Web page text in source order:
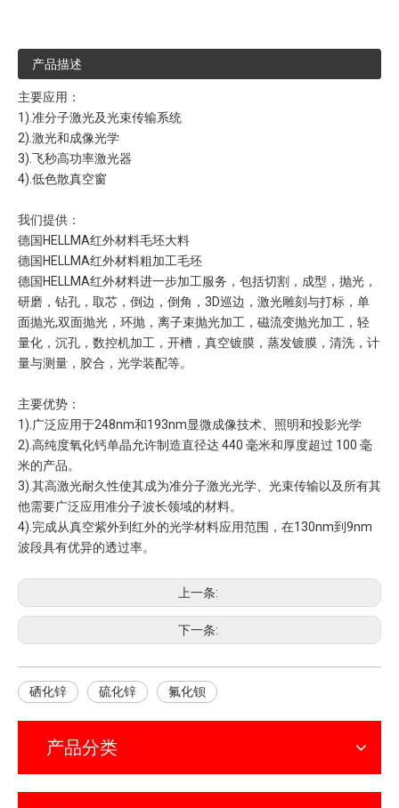
产品描述
主要应用：
1).准分子激光及光束传输系统
2).激光和成像光学
3).飞秒高功率激光器
4).低色散真空窗
我们提供：
德国HELLMA红外材料毛坯大料
德国HELLMA红外材料粗加工毛坯
德国HELLMA红外材料进一步加工服务，包括切割，成型，抛光，
研磨，钻孔，取芯，倒边，倒角，3D巡边，激光雕刻与打标，单
面抛光,双面抛光，环抛，离子束抛光加工，磁流变抛光加工，轻
量化，沉孔，数控机加工，开槽，真空镀膜，蒸发镀膜，清洗，计
量与测量，胶合，光学装配等。
主要优势：
1).广泛应用于248nm和193nm显微成像技术、照明和投影光学
2).高纯度氧化钙单晶允许制造直径达 440 毫米和厚度超过 100 毫
米的产品。
3).其高激光耐久性使其成为准分子激光光学、光束传输以及所有其
他需要广泛应用准分子波长领域的材料。
4).完成从真空紫外到红外的光学材料应用范围，在130nm到9nm
波段具有优异的透过率。
上一条:
下一条:
硒化锌 硫化锌 氟化钡
产品分类